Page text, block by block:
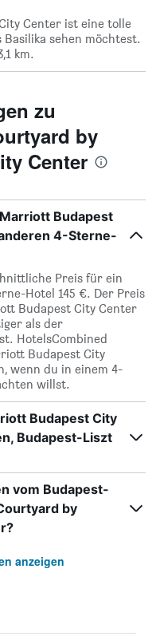
Center ist eine tolle
sehen möchtest.
km.
zu
by
Center
Budapest
4-Sterne-
Preis für ein
Hotel 145 €. Der Preis
Budapest City Center
als der
HotelsCombined
Budapest City
wenn du in einem 4-
willst.
Budapest City
Budapest-Liszt
vom Budapest-
by
anzeigen